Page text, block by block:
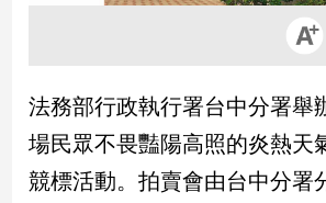
政
治
政
治
法務部行政執行署台中分署舉
場民眾不畏豔陽高照的炎熱天
競標活動。拍賣會由台中分署